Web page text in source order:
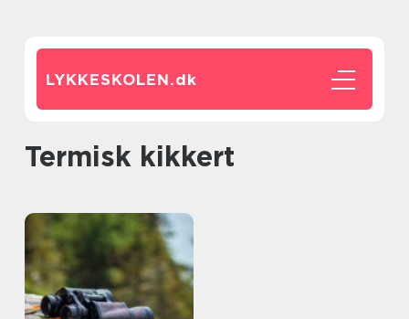
LYKKESKOLEN.dk
termisk kikkert